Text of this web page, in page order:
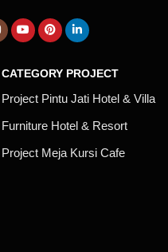
CATEGORY PROJECT
Project Pintu Jati Hotel & Villa
Furniture Hotel & Resort
Project Meja Kursi Cafe